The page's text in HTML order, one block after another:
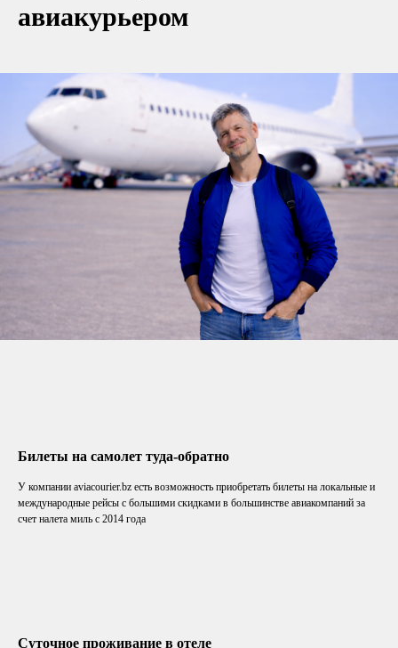
авиакурьером
Билеты на самолет туда-обратно
У компании aviacourier.bz есть возможность приобретать билеты на локальные и
международные рейсы с большими скидками в большинстве авиакомпаний за
счет налета миль с 2014 года
Суточное проживание в отеле